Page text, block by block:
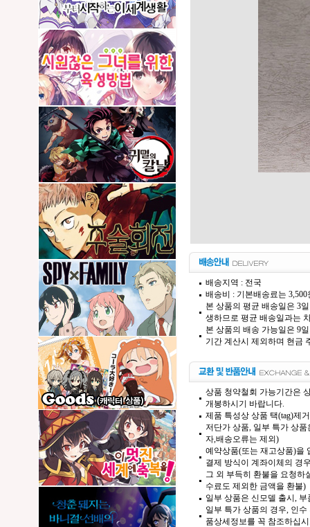
배송지역 : 전국
배송비 : 기본배송료는
본 상품의 평균 배송일은 3
생하므로 평균 배송일과는
본 상품의 배송 가능일은 9
기간 계산시 제외하며 현금
상품 청약철회 가능기간은
개봉하시기 바랍니다.
제품 특성상 상품 택(tag)제
저단가 상품, 일부 특가 상
자,배송오류는 제외)
예약상품(또는 재고상품)을
결제 방식이 계좌이체의 경
그 외 부득히 환불을 요청하
수료도 제외한 금액을 환불)
일부 상품은 신모델 출시,
일부 특가 상품의 경우, 인
품상세정보를 꼭 참조하십